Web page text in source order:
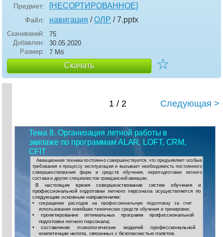
Предмет: [НЕСОРТИРОВАННОЕ]
Файл: навигация /ОЛР / 7.pptx
Скачиваний:
75
Добавлен:
30.05.2020
Размер:
7 Мб
Скачать ☆
1 / 2 Следующая >
Тема 8. Организация летной работы в
экипаже по программам ALAR, LOFT, CRM,
CFIT
Авиационная техника постоянно совершенствуется, что предъявляет особые
требования к процессу эксплуатации и вызывает необходимость постоянного
совершенствования форм и средств обучения, переподготовки летного
состава и других специалистов гражданской авиации.
В настоящее время совершенствование систем обучения и
профессиональной подготовки летного персонала осуществляется по
следующим основным направлениям:
•
сокращение расходов на профессиональную подготовку за счет
использования новейших технических средств обучения и тренировки;
•
проектирование оптимальных программ профессиональной
подготовки летного персонала;
•
составление психологических моделей профессиональной
компетенции нилота, связанных с безопасностью полетов.